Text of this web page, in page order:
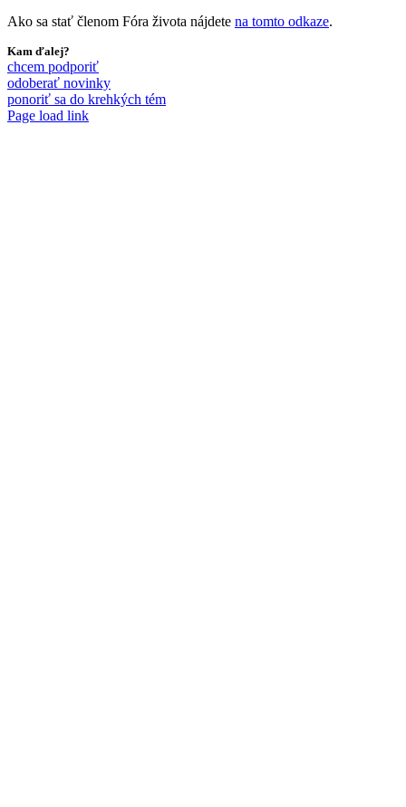
Ako sa stať členom Fóra života nájdete na tomto odkaze.
Kam ďalej?
chcem podporiť
odoberať novinky
ponoriť sa do krehkých tém
Page load link